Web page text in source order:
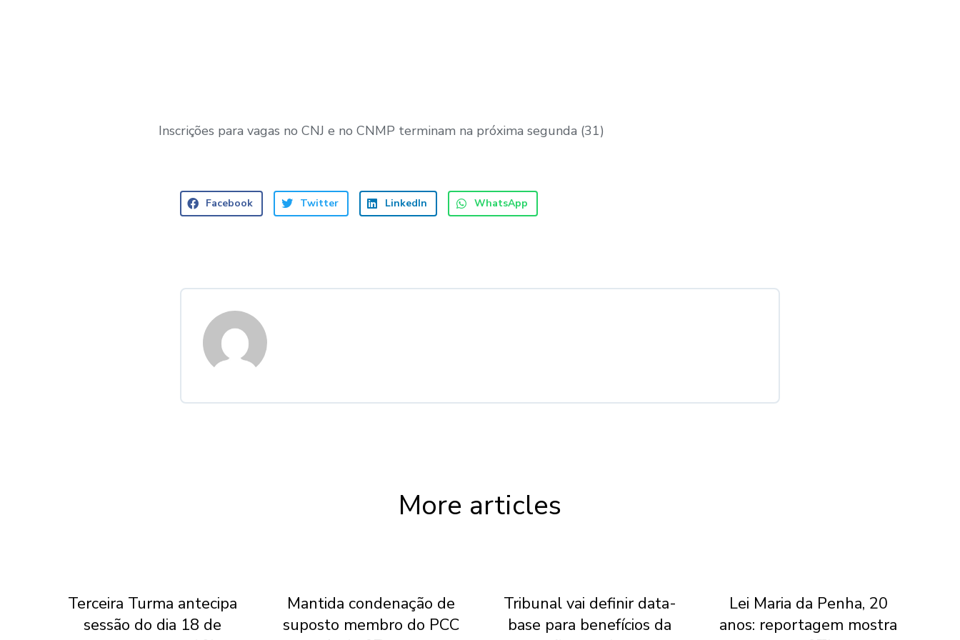
Inscrições para vagas no CNJ e no CNMP terminam na próxima segunda (31)
Facebook Twitter LinkedIn WhatsApp
More articles
Terceira Turma antecipa
sessão do dia 18 de
Mantida condenação de
suposto membro do PCC
Tribunal vai definir data-
base para benefícios da
Lei Maria da Penha, 20
anos: reportagem mostra